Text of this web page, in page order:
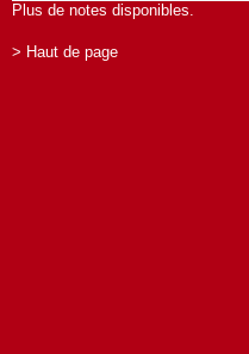
Plus de notes disponibles.
> Haut de page